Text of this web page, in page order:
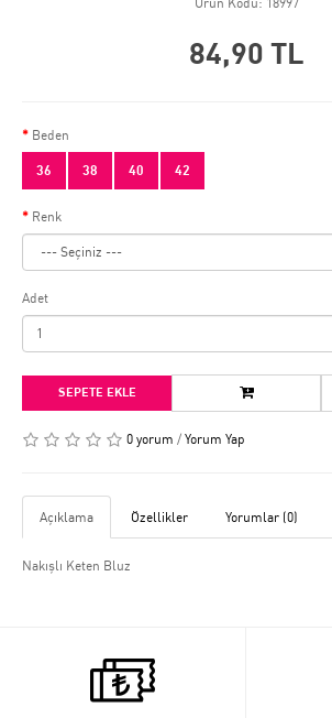
84,90 TL
Beden
36 38 40 42
Renk
Adet
SEPETE EKLE
0 yorum / Yorum Yap
Açıklama Özellikler Yorumlar (0)
Nakışlı Keten Bluz